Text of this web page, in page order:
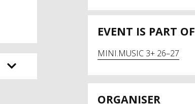
EVENT IS PART OF
MINI.MUSIC 3+ 26–27
ORGANISER